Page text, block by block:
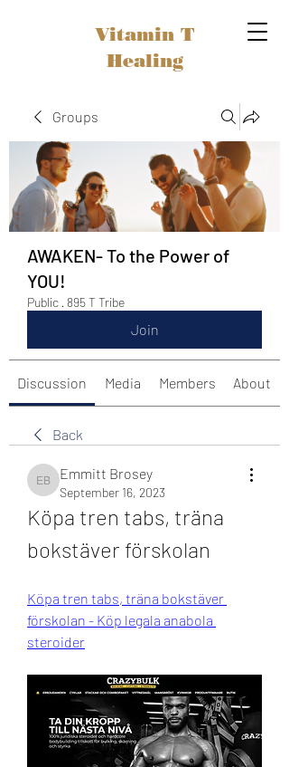
Vitamin T
Healing
Groups
AWAKEN- To the Power of
YOU!
Public · 895 T Tribe
Join
Discussion Media Members About
Back
Emmitt Brosey
Emmitt Brosey
September 16, 2023
Köpa tren tabs, träna
bokstäver förskolan
Köpa tren tabs, träna bokstäver
förskolan - Köp legala anabola
steroider